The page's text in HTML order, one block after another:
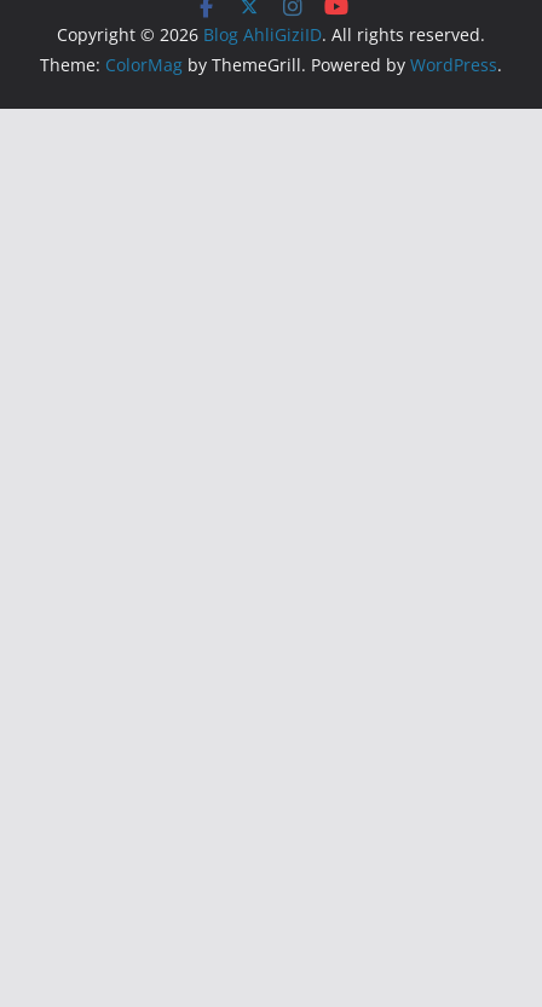
Copyright © 2026 Blog AhliGiziID. All rights reserved.
Theme: ColorMag by ThemeGrill. Powered by WordPress.